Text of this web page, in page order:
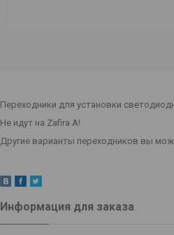
Переходники для установки
Не идут на Zafira A!
Другие варианты переходников вы
Информация для заказа